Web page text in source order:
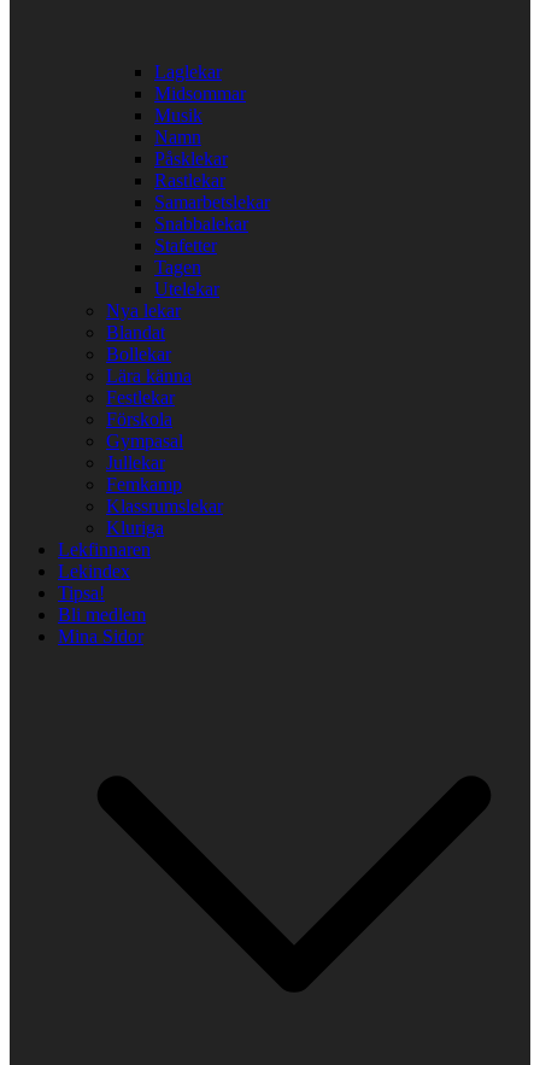
Laglekar
Midsommar
Musik
Namn
Påsklekar
Rastlekar
Samarbetslekar
Snabbalekar
Stafetter
Tagen
Utelekar
Nya lekar
Blandat
Bollekar
Lära känna
Festlekar
Förskola
Gympasal
Jullekar
Femkamp
Klassrumslekar
Kluriga
Lekfinnaren
Lekindex
Tipsa!
Bli medlem
Mina Sidor